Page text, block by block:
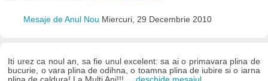
Mesaje de Anul Nou Miercuri, 29 Decembrie 2010
Iti urez ca noul an, sa fie unul excelent: sa ai o primavara plina de
bucurie, o vara plina de odihna, o toamna plina de iubire si o iarna